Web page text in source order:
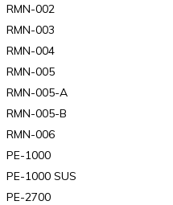
RMN-002
RMN-003
RMN-004
RMN-005
RMN-005-A
RMN-005-B
RMN-006
PE-1000
PE-1000 SUS
PE-2700